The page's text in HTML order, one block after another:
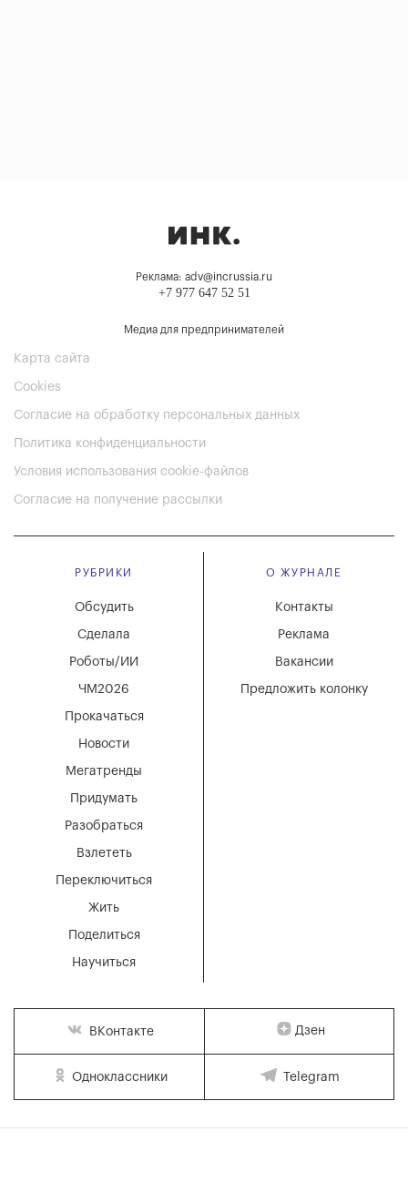
Реклама: adv@incrussia.ru
+7 977 647 52 51
Медиа для предпринимателей
Карта сайта
Cookies
Согласие на обработку персональных данных
Политика конфиденциальности
Условия использования cookie-файлов
Согласие на получение рассылки
РУБРИКИ
Мегатренды
Придумать
Разобраться
Взлететь
Новости
Переключиться
Жить
Поделиться
Научиться
Обсудить
Сделала
Роботы/ИИ
ЧМ2026
Прокачаться
О ЖУРНАЛЕ
Вакансии
Реклама
Контакты
Предложить колонку
ВКонтакте Дзен
Одноклассники Telegram